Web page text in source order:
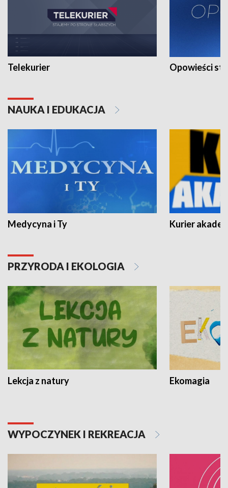
Telekurier Opowieści
NAUKA I EDUKACJA
Medycyna i Ty Kurier
PRZYRODA I EKOLOGIA
Lekcja z natury Ekomagia
WYPOCZYNEK I REKREACJA